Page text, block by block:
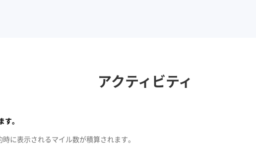
アクティビティ
。
に表示されるマイル数が積算されます。